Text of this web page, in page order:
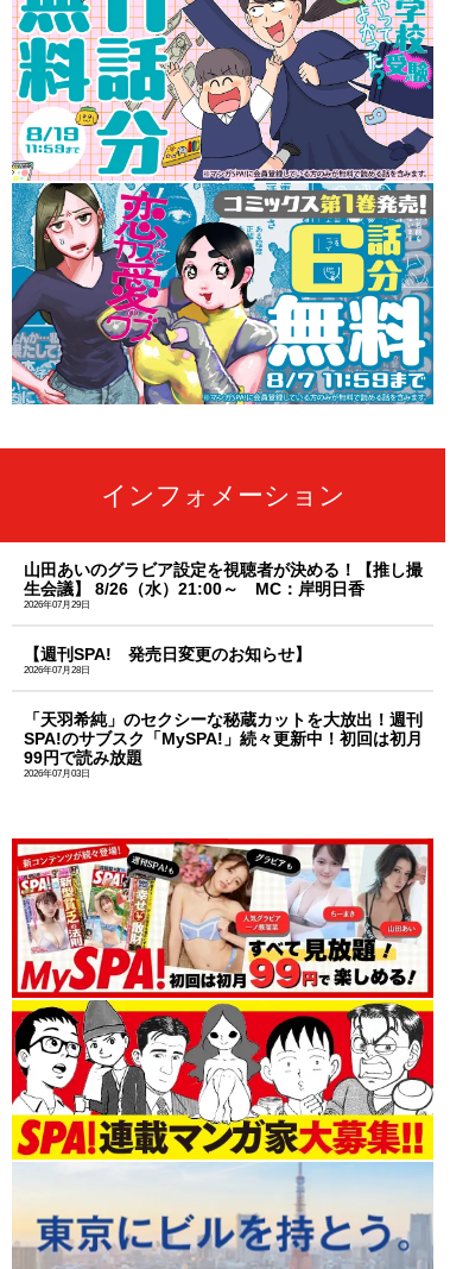
インフォメーション
山田あいのグラビア設定を視聴者が決める！【推し撮
生会議】 8/26（水）21:00～ MC：岸明日香
2026年07月29日
【週刊SPA! 発売日変更のお知らせ】
2026年07月28日
「天羽希純」のセクシーな秘蔵カットを大放出！週刊
SPA!のサブスク「MySPA!」続々更新中！初回は初月
99円で読み放題
2026年07月03日